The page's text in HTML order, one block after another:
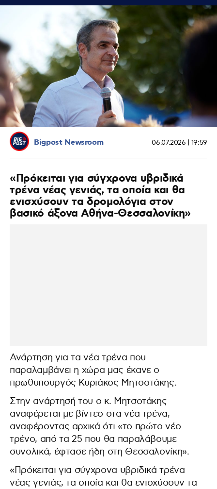
Bigpost Newsroom 06.07.2026 | 19:59
«Πρόκειται για σύγχρονα υβριδικά
τρένα νέας γενιάς, τα οποία και θα
ενισχύσουν τα δρομολόγια στον
βασικό άξονα Αθήνα-Θεσσαλονίκη»
Ανάρτηση για τα νέα τρένα που
παραλαμβάνει η χώρα μας έκανε ο
πρωθυπουργός Κυριάκος Μητσοτάκης.
Στην ανάρτησή του ο κ. Μητσοτάκης
αναφέρεται με βίντεο στα νέα τρένα,
αναφέροντας αρχικά ότι «το πρώτο νέο
τρένο, από τα 25 που θα παραλάβουμε
συνολικά, έφτασε ήδη στη Θεσσαλονίκη».
«Πρόκειται για σύγχρονα υβριδικά τρένα
νέας γενιάς, τα οποία και θα ενισχύσουν τα